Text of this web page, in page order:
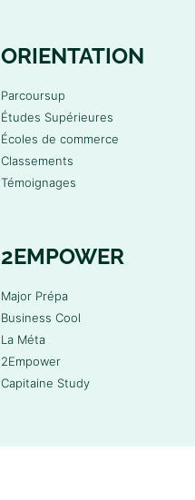
ORIENTATION
Parcoursup
Études Supérieures
Écoles de commerce
Classements
Témoignages
2EMPOWER
Major Prépa
Business Cool
La Méta
2Empower
Capitaine Study